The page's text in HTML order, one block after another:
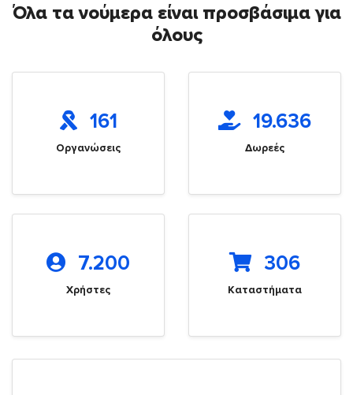
Όλα τα νούμερα είναι προσβάσιμα για
όλους
161
Οργανώσεις
19.636
Δωρεές
7.200
Χρήστες
306
Καταστήματα